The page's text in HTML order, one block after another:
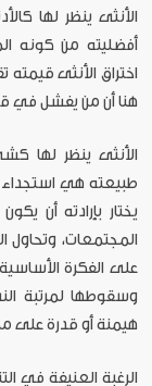
الأنثى ينظر لها
أفضليته من كونه
اختراق الأنثى
هنا أن من يفشل في
الأنثى ينظر لها
طبيعته هي استجداء
يختار بإرادته أن
المجتمعات،
على الفكرة
وسقوطها لمرتبة
هيمنة أو قدرة على
الرغبة العنيفة في